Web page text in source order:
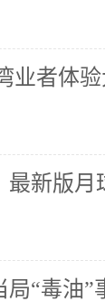
业者体
最新版月
局“毒油